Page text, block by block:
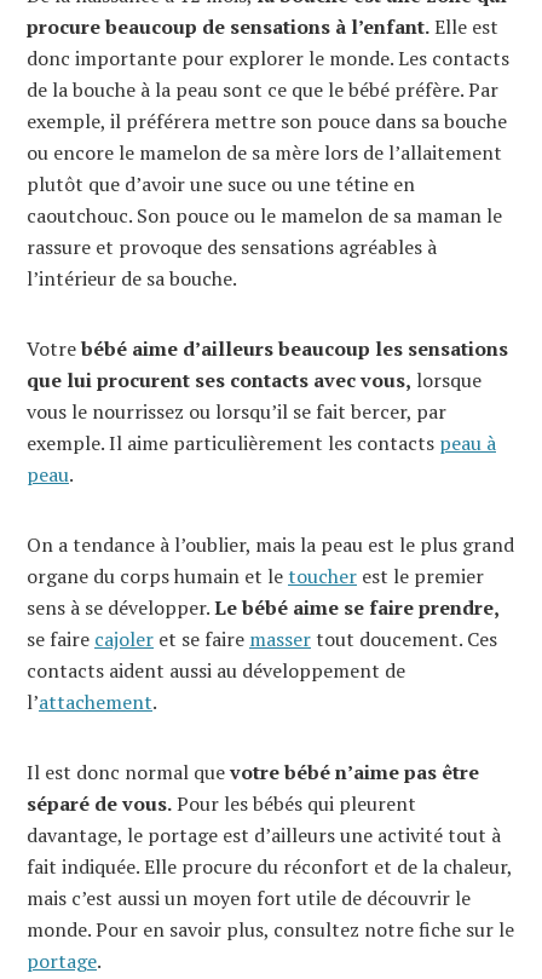
procure beaucoup de sensations à l’enfant.Elle est
donc importante pour explorer le monde. Les contacts
de la bouche à la peau sont ce que le bébé préfère. Par
exemple, il préférera mettre son pouce dans sa bouche
ou encore le mamelon de sa mère lors de l’allaitement
plutôt que d’avoir une suce ou une tétine en
caoutchouc. Son pouce ou le mamelon de sa maman le
rassure et provoque des sensations agréables à
l’intérieur de sa bouche.
Votrebébé aime d’ailleurs beaucoup les sensations
que lui procurent ses contacts avec vous, lorsque
vous le nourrissez ou lorsqu’il se fait bercer, par
exemple. Il aime particulièrement les contacts peau à
peau.
On a tendance à l’oublier, mais la peau est le plus grand
organe du corps humain et letoucher est le premier
sens à se développer.Le bébé aime se faire prendre,
se faire cajoler et se faire massertout doucement. Ces
contacts aident aussi au développement de
l’attachement.
Il est donc normal quevotre bébé n’aime pas être
séparé de vous.Pour les bébés qui pleurent
davantage, le portage est d’ailleurs une activité tout à
fait indiquée. Elle procure du réconfort et de la chaleur,
mais c’est aussi un moyen fort utile de découvrir le
monde. Pour en savoir plus, consultez notre fiche sur le
portage.